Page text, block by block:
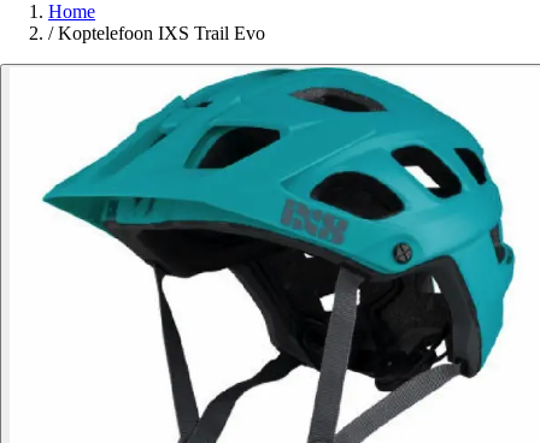
Home
/ Koptelefoon IXS Trail Evo